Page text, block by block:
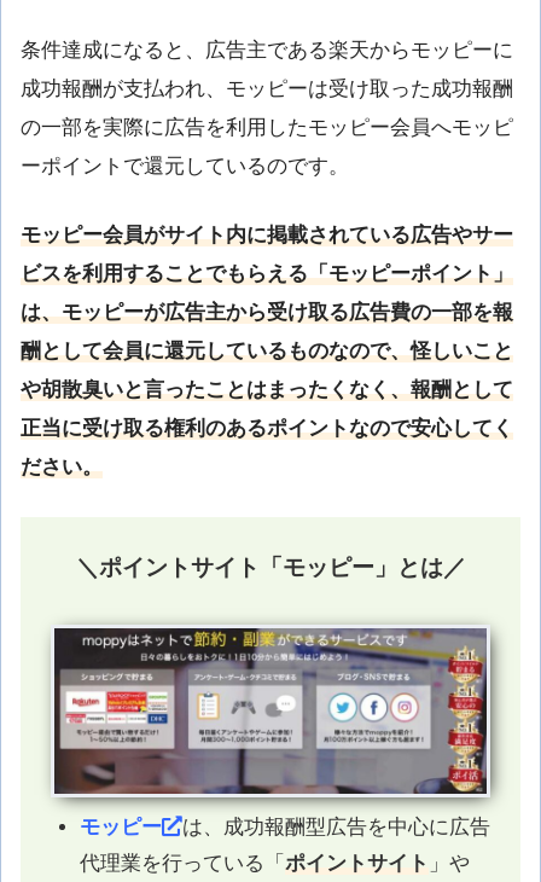
条件達成になると、広告主である楽天からモッピーに
成功報酬が支払われ、モッピーは受け取った成功報酬
の一部を実際に広告を利用したモッピー会員へモッピ
ーポイントで還元しているのです。
モッピー会員がサイト内に掲載されている広告やサー
ビスを利用することでもらえる「モッピーポイント」
は、モッピーが広告主から受け取る広告費の一部を報
酬として会員に還元しているものなので、怪しいこと
や胡散臭いと言ったことはまったくなく、報酬として
正当に受け取る権利のあるポイントなので安心してく
ださい。
＼ポイントサイト「モッピー」とは／
モッピー
は、成功報酬型広告を中心に広告
代理業を行っている「 ポイントサイト 」や